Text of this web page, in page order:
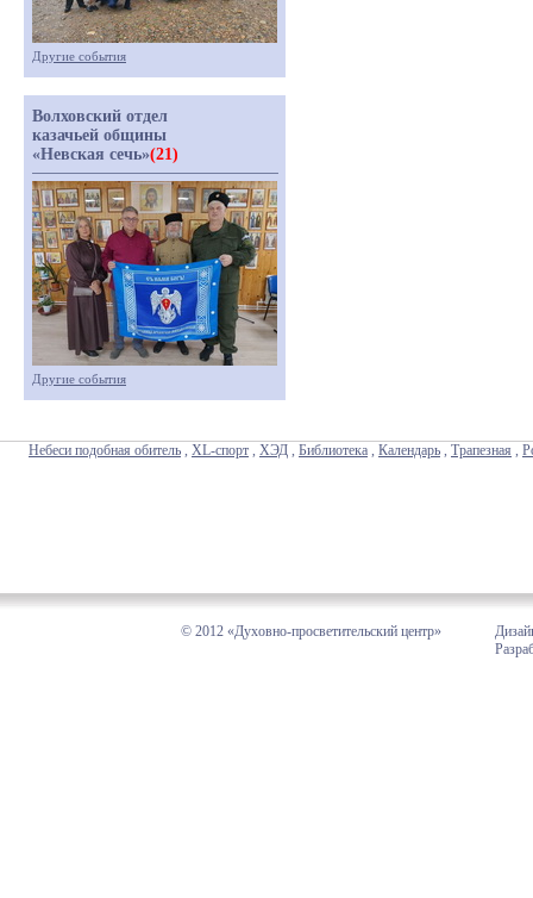
Другие события
Волховский отдел
казачьей общины
«Невская сечь»(21)
Другие события
Небеси подобная обитель , XL-спорт , ХЭД , Библиотека , Календарь , Трапезная ,
© 2012 «Духовно-просветительский центр»